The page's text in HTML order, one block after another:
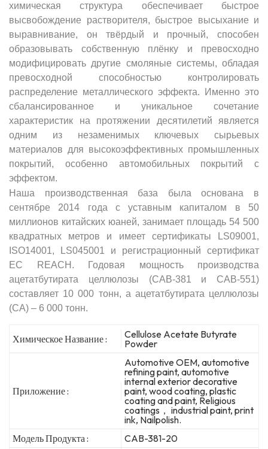
химическая структура обеспечивает быстрое
высвобождение растворителя, быстрое высыхание и
выравнивание, он твёрдый и прочный, способен
образовывать собственную плёнку и превосходно
модифицировать другие смоляные системы, обладая
превосходной способностью контролировать
распределение металлического эффекта. Именно это
сбалансированное и уникальное сочетание
характеристик на протяжении десятилетий является
одним из незаменимых ключевых сырьевых
материалов для высокоэффективных промышленных
покрытий, особенно автомобильных покрытий с
эффектом.
Наша производственная база была основана в
сентябре 2014 года с уставным капиталом в 50
миллионов китайских юаней, занимает площадь 54 500
квадратных метров и имеет сертификаты LS09001,
ISO14001, LS045001 и регистрационный сертификат
ЕС REACH. Годовая мощность производства
ацетатбутирата целлюлозы (CAB-381 и CAB-551)
составляет 10 000 тонн, а ацетатбутирата целлюлозы
(CA) – 6 000 тонн.
Химическое Название :
Cellulose Acetate Butyrate
Powder
Приложение :
Automotive OEM, automotive
refining paint, automotive
internal exterior decorative
paint, wood coating, plastic
coating and paint, Religious
coatings， industrial paint, print
ink, Nailpolish.
Модель Продукта :
CAB-381-20